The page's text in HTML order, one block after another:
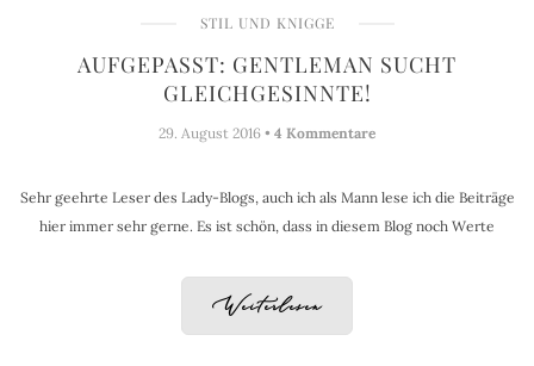
STIL UND KNIGGE
AUFGEPASST: GENTLEMAN SUCHT
GLEICHGESINNTE!
29. August 2016 • 4 Kommentare
Sehr geehrte Leser des Lady-Blogs, auch ich als Mann lese ich die Beiträge
hier immer sehr gerne. Es ist schön, dass in diesem Blog noch Werte
Weiterlesen